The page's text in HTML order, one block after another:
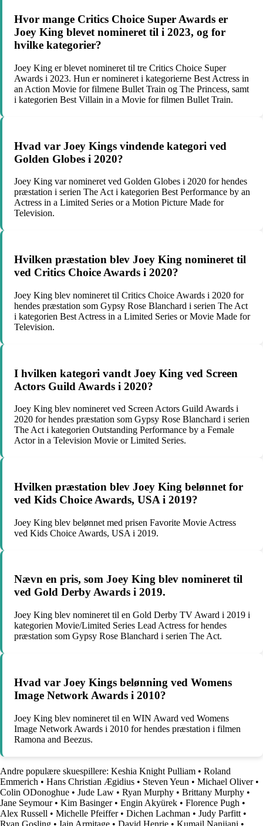
Hvor mange Critics Choice Super Awards er
Joey King blevet nomineret til i 2023, og for
hvilke kategorier?
Joey King er blevet nomineret til tre Critics Choice Super
Awards i 2023. Hun er nomineret i kategorierne Best Actress in
an Action Movie for filmene Bullet Train og The Princess, samt
i kategorien Best Villain in a Movie for filmen Bullet Train.
Hvad var Joey Kings vindende kategori ved
Golden Globes i 2020?
Joey King var nomineret ved Golden Globes i 2020 for hendes
præstation i serien The Act i kategorien Best Performance by an
Actress in a Limited Series or a Motion Picture Made for
Television.
Hvilken præstation blev Joey King nomineret til
ved Critics Choice Awards i 2020?
Joey King blev nomineret til Critics Choice Awards i 2020 for
hendes præstation som Gypsy Rose Blanchard i serien The Act
i kategorien Best Actress in a Limited Series or Movie Made for
Television.
I hvilken kategori vandt Joey King ved Screen
Actors Guild Awards i 2020?
Joey King blev nomineret ved Screen Actors Guild Awards i
2020 for hendes præstation som Gypsy Rose Blanchard i serien
The Act i kategorien Outstanding Performance by a Female
Actor in a Television Movie or Limited Series.
Hvilken præstation blev Joey King belønnet for
ved Kids Choice Awards, USA i 2019?
Joey King blev belønnet med prisen Favorite Movie Actress
ved Kids Choice Awards, USA i 2019.
Nævn en pris, som Joey King blev nomineret til
ved Gold Derby Awards i 2019.
Joey King blev nomineret til en Gold Derby TV Award i 2019 i
kategorien Movie/Limited Series Lead Actress for hendes
præstation som Gypsy Rose Blanchard i serien The Act.
Hvad var Joey Kings belønning ved Womens
Image Network Awards i 2010?
Joey King blev nomineret til en WIN Award ved Womens
Image Network Awards i 2010 for hendes præstation i filmen
Ramona and Beezus.
Andre populære skuespillere: Keshia Knight Pulliam • Roland
Emmerich • Hans Christian Ægidius • Steven Yeun • Michael Oliver•
Colin ODonoghue • Jude Law • Ryan Murphy • Brittany Murphy •
Jane Seymour• Kim Basinger• Engin Akyürek • Florence Pugh •
Alex Russell • Michelle Pfeiffer• Dichen Lachman • Judy Parfitt •
Ryan Gosling • Iain Armitage • David Henrie • Kumail Nanjiani •